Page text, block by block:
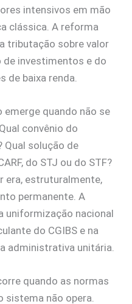
intensivos em mão
clássica. A reforma
tributação sobre valor
de investimentos e do
de baixa renda.
emerge quando não se
convênio do
Qual solução de
do STJ ou do STF?
era, estruturalmente,
permanente. A
uniformização nacional
do CGIBS e na
administrativa unitária.
quando as normas
sistema não opera.